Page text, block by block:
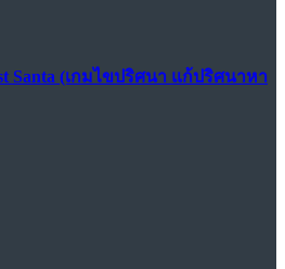
Santa (เกมไขปริศนา แก้ปริศนาหา